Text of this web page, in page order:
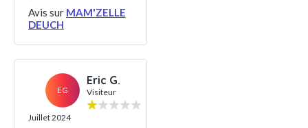
Avis sur MAM'ZELLE
DEUCH
EG
Eric G.
Visiteur
Juillet 2024